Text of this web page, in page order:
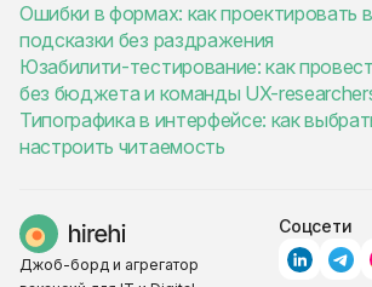
Ошибки в формах: как проектировать
подсказки без раздражения
Юзабилити-тестирование: как
без бюджета и команды UX-
Типографика в интерфейсе: как
настроить читаемость
Джоб-борд и агрегатор
Соцсети